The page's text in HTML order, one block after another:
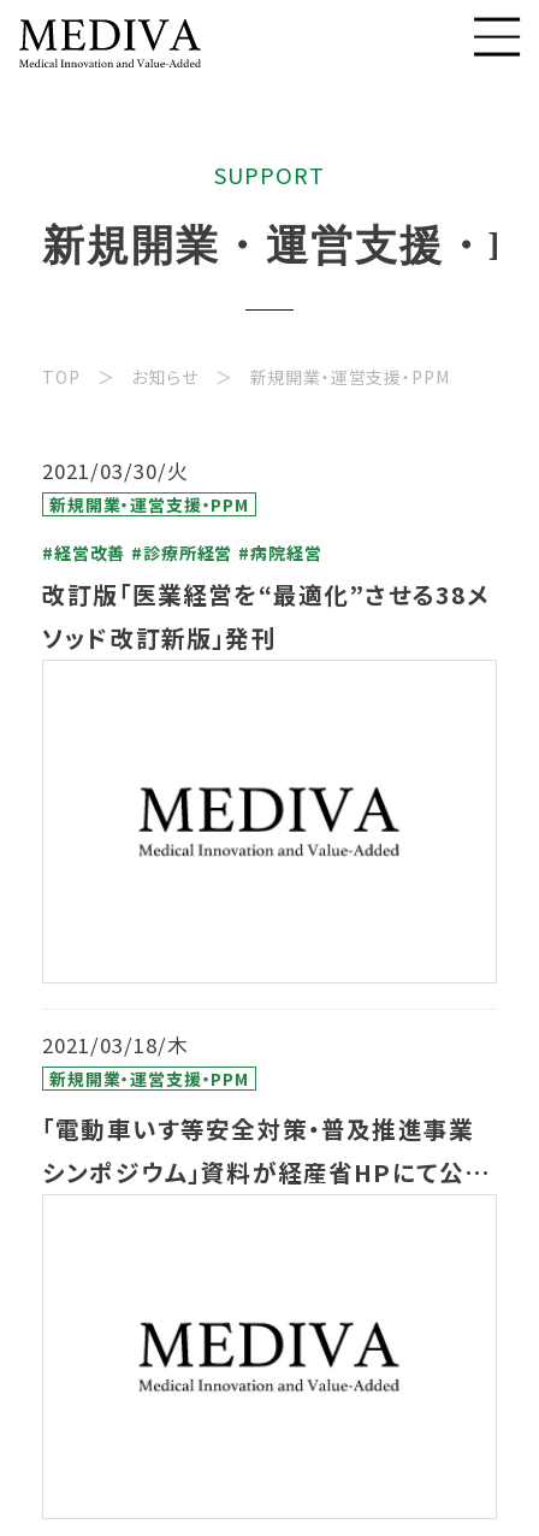
SUPPORT
新規 開業 ・ 運営支援 ・P
TOP お知らせ 新規開業・運営支援・PPM
2021/03/30/火
新規開業・運営支援・PPM
#経営改善 #診療所経営 #病院経営
改訂版「医業経営を“最適化”させる38メ
ソッド改訂新版」発刊
2021/03/18/木
新規開業・運営支援・PPM
「電動車いす等安全対策・普及推進事業
シンポジウム」資料が経産省HPにて公開